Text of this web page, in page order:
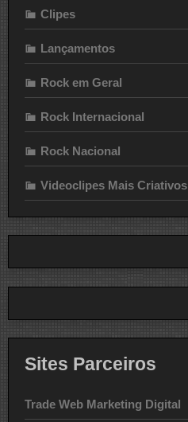
Clipes
Lançamentos
Rock em Geral
Rock Internacional
Rock Nacional
Videoclipes Mais Criativos
Sites Parceiros
Trade Web Marketing Digital